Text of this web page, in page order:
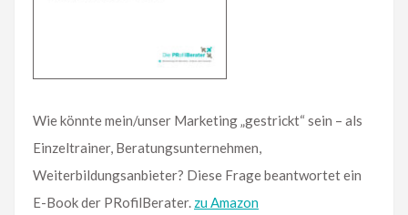
Wie könnte mein/unser Marketing „gestrickt“ sein – als
Einzeltrainer, Beratungsunternehmen,
Weiterbildungsanbieter? Diese Frage beantwortet ein
E-Book der PRofilBerater. zu Amazon